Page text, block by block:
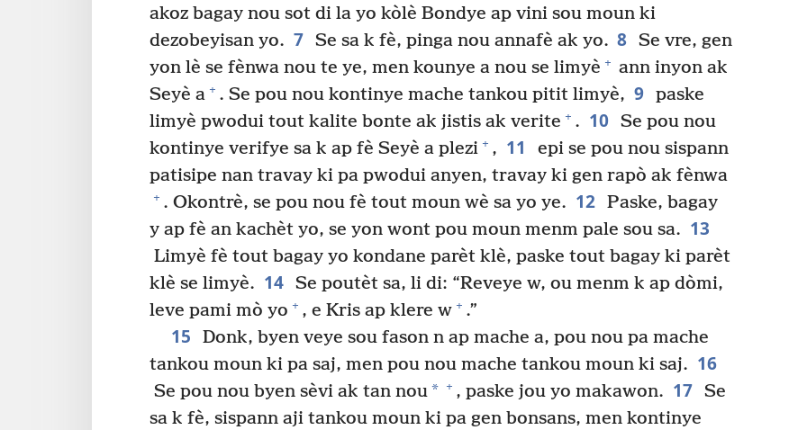
akoz bagay nou sot di la yo kòlè Bondye ap vini sou moun ki
dezobeyisan yo. 7 Se sa k fè, pinga nou annafè ak yo. 8 Se vre, gen
yon lè se fènwa nou te ye, men kounye a nou se limyè + ann inyon ak
Seyè a + . Se pou nou kontinye mache tankou pitit limyè, 9 paske
limyè pwodui tout kalite bonte ak jistis ak verite + . 10 Se pou nou
kontinye verifye sa k ap fè Seyè a plezi + , 11
epi se pou nou sispann
patisipe nan travay ki pa pwodui anyen, travay ki gen rapò ak fènwa
+ . Okontrè, se pou nou fè tout moun wè sa yo ye. 12 Paske, bagay
y ap fè an kachèt yo, se yon wont pou moun menm pale sou sa. 13
Limyè fè tout bagay yo kondane parèt klè, paske tout bagay ki parèt
klè se limyè. 14 Se poutèt sa, li di: “Reveye w, ou menm k ap dòmi,
leve pami mò yo + , e Kris ap klere w + .”
15
Donk, byen veye sou fason n ap mache a, pou nou pa mache
tankou moun ki pa saj, men pou nou mache tankou moun ki saj. 16
Se pou nou byen sèvi ak tan nou* + , paske jou yo makawon. 17 Se
sa k fè, sispann aji tankou moun ki pa gen bonsans, men kontinye